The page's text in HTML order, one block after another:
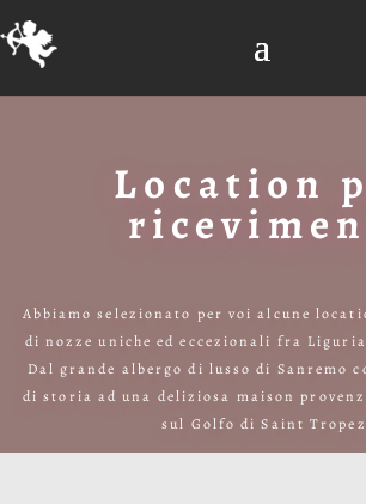
Location
Abbiamo selezionato per voi alcune
di nozze uniche ed eccezionali fra
Dal grande albergo di lusso di Sanremo
di storia ad una deliziosa maison
sul Golfo di Saint